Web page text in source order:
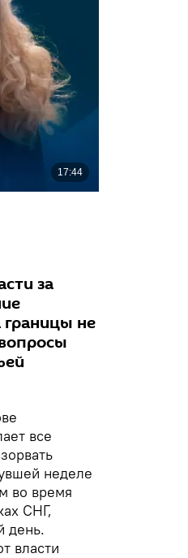
за
границы не
все
неделе
во время
СНГ,
день.
власти